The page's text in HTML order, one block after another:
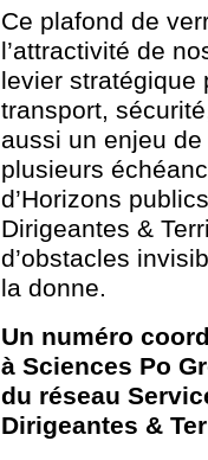
Ce plafond de
l’attractivité de
levier stratégique
transport,
aussi un enjeu
plusieurs
d’Horizons
Dirigeantes &
d’obstacles
la donne.
Un numéro
à Sciences Po
du réseau
Dirigeantes &